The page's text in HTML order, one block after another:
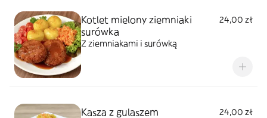
Kotlet mielony ziemniaki
surówka
24,00 zł
Z ziemniakami i surówką
Kasza z gulaszem
24,00 zł